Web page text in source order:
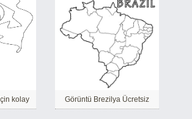
kolay Görüntü Brezilya Ücretsiz